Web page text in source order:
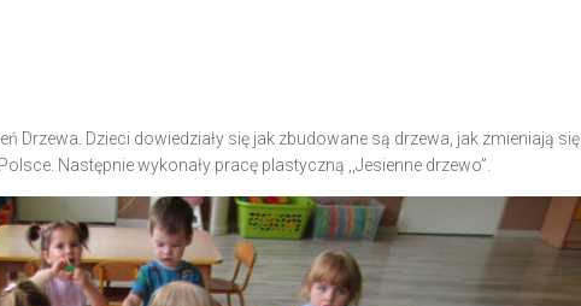
Drzewa. Dzieci dowiedziały się jak zbudowane są drzewa, jak zmieniają się
Następnie wykonały pracę plastyczną ,,Jesienne drzewo”.